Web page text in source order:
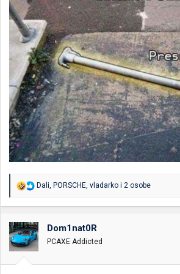
R
o
v
a
n
j
Dali PORSCHE vladarko i 2 osobe
Dom1nat0R
PCAXE Addicted